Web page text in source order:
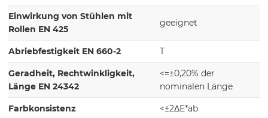
Einwirkung von Stühlen mit
Rollen EN 425
geeignet
Abriebfestigkeit EN 660-2 T
Geradheit, Rechtwinkligkeit,
Länge EN 24342
<=±0,20% der
nominalen Länge
Farbkonsistenz <±2ΔE*ab